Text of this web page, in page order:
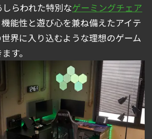
らわれた特別なゲーミングチェア
能性と遊び心を兼ね備えたアイテ
界に入り込むような理想のゲーム
す。